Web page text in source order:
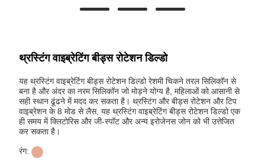
थ्रस्टिंग वाइब्रेटिंग बीड्स रोटेशन डिल्डो
यह थ्रस्टिंग वाइब्रेटिंग बीड्स रोटेशन डिल्डो रेशमी चिकने तरल सिलिकॉन से
बना है और अंदर का नरम सिलिकॉन जो मोड़ने योग्य है, महिलाओं को आसानी से
सही स्थान ढूंढने में मदद कर सकता है। थ्रस्टिंग और बीड्स रोटेशन और टिप
वाइब्रेशन के 8 मोड से लैस, यह थ्रस्टिंग वाइब्रेटिंग बीड्स रोटेशन डिल्डो एक
ही समय में क्लिटोरिस और जी-स्पॉट और अन्य इरोजेनस जोन को भी उत्तेजित
कर सकता है।
रंग: